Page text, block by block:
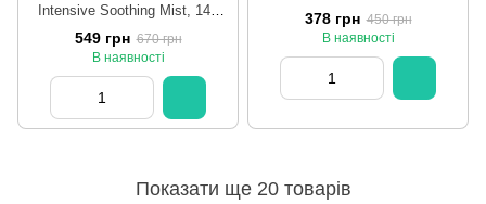
Intensive Soothing Mist, 145
549 грн 670 грн
В наявності
378 грн 450 грн
В наявності
Показати ще 20 товарів